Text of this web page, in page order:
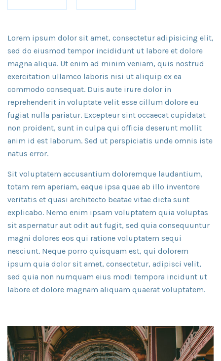
Lorem ipsum dolor sit amet, consectetur adipisicing elit,
sed do eiusmod tempor incididunt ut labore et dolore
magna aliqua. Ut enim ad minim veniam, quis nostrud
exercitation ullamco laboris nisi ut aliquip ex ea
commodo consequat. Duis aute irure dolor in
reprehenderit in voluptate velit esse cillum dolore eu
fugiat nulla pariatur. Excepteur sint occaecat cupidatat
non proident, sunt in culpa qui officia deserunt mollit
anim id est laborum. Sed ut perspiciatis unde omnis iste
natus error.
Sit voluptatem accusantium doloremque laudantium,
totam rem aperiam, eaque ipsa quae ab illo inventore
veritatis et quasi architecto beatae vitae dicta sunt
explicabo. Nemo enim ipsam voluptatem quia voluptas
sit aspernatur aut odit aut fugit, sed quia consequuntur
magni dolores eos qui ratione voluptatem sequi
nesciunt. Neque porro quisquam est, qui dolorem
ipsum quia dolor sit amet, consectetur, adipisci velit,
sed quia non numquam eius modi tempora incidunt ut
labore et dolore magnam aliquam quaerat voluptatem.